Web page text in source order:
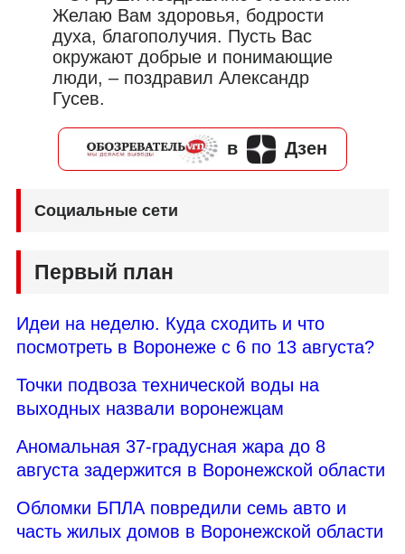
Желаю Вам здоровья, бодрости
духа, благополучия. Пусть Вас
окружают добрые и понимающие
люди, – поздравил Александр
Гусев.
в Дзен
Социальные сети
Первый план
Идеи на неделю. Куда сходить и что
посмотреть в Воронеже с 6 по 13 августа?
Точки подвоза технической воды на
выходных назвали воронежцам
Аномальная 37-градусная жара до 8
августа задержится в Воронежской области
Обломки БПЛА повредили семь авто и
часть жилых домов в Воронежской области